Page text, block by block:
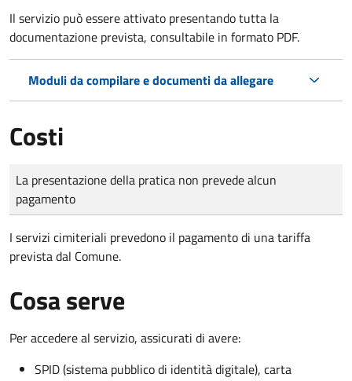
Il servizio può essere attivato presentando tutta la
documentazione prevista, consultabile in formato PDF.
Moduli da compilare e documenti da allegare
Costi
Tipo di pagamento
Importo
La presentazione della pratica non prevede alcun
pagamento
I servizi cimiteriali prevedono il pagamento di una tariffa
prevista dal Comune.
Cosa serve
Per accedere al servizio, assicurati di avere:
SPID (sistema pubblico di identità digitale), carta